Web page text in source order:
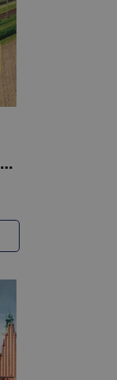
Lonely Planet The Netherlands : Plan the Trip of a Lifetime | Detailed Itineraries & Maps